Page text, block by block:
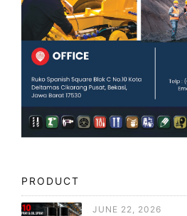
PRODUCT
JUNE 22, 2026